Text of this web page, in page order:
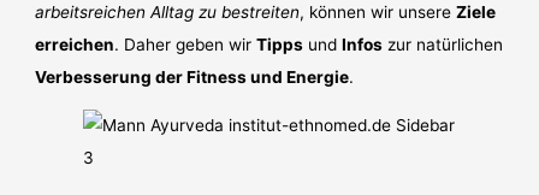
arbeitsreichen Alltag zu bestreiten, können wir unsereZiele
erreichen. Daher geben wirTipps undInfos zur natürlichen
Verbesserung der Fitness und Energie.